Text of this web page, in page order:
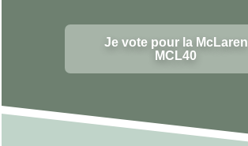
Je vote pour la McLaren
MCL40